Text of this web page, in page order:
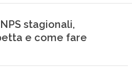
stagionali,
e come fare